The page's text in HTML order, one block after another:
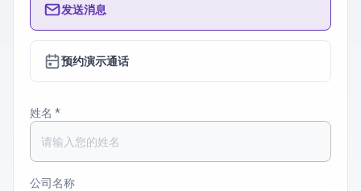
发送消息
预约演示通话
姓名 *
公司名称